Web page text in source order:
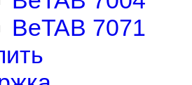
BeTAB 7071